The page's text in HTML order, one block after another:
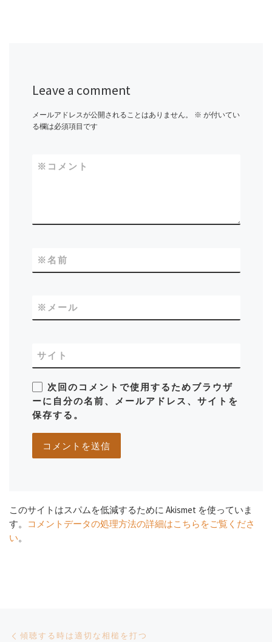
Leave a comment
メールアドレスが公開されることはありません。 ※ が付いてい
る欄は必須項目です
コメント
※
名前
※
メール
※
サイト
次回のコメントで使用するためブラウザ
ーに自分の名前、メールアドレス、サイトを
保存する。
このサイトはスパムを低減するために Akismet を使っていま
す。
コメントデータの処理方法の詳細はこちらをご覧くださ
い。
Post navigation
傾聴する時は適切な相槌を打つ